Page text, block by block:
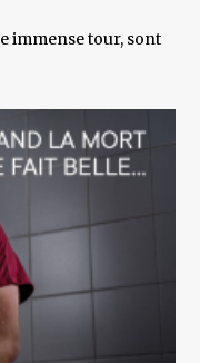
immense tour, sont